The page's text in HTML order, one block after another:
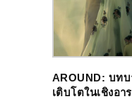
AROUND: บทบ
เติบโตในเชิงอ